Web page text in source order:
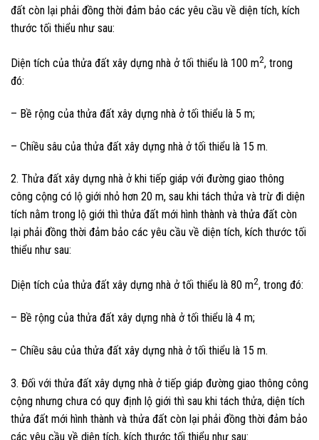
đất còn lại phải đồng thời đảm bảo các yêu cầu về diện tích, kích
thước tối thiểu như sau:
Diện tích của thửa đất xây dựng nhà ở tối thiểu là 100 m2, trong
đó:
– Bề rộng của thửa đất xây dựng nhà ở tối thiểu là 5 m;
– Chiều sâu của thửa đất xây dựng nhà ở tối thiểu là 15 m.
2. Thửa đất xây dựng nhà ở khi tiếp giáp với đường giao thông
công cộng có lộ giới nhỏ hơn 20 m, sau khi tách thửa và trừ đi diện
tích nằm trong lộ giới thì thửa đất mới hình thành và thửa đất còn
lại phải đồng thời đảm bảo các yêu cầu về diện tích, kích thước tối
thiểu như sau:
Diện tích của thửa đất xây dựng nhà ở tối thiểu là 80 m2, trong đó:
– Bề rộng của thửa đất xây dựng nhà ở tối thiểu là 4 m;
– Chiều sâu của thửa đất xây dựng nhà ở tối thiểu là 15 m.
3. Đối với thửa đất xây dựng nhà ở tiếp giáp đường giao thông công
cộng nhưng chưa có quy định lộ giới thì sau khi tách thửa, diện tích
thửa đất mới hình thành và thửa đất còn lại phải đồng thời đảm bảo
các yêu cầu về diện tích, kích thước tối thiểu như sau: